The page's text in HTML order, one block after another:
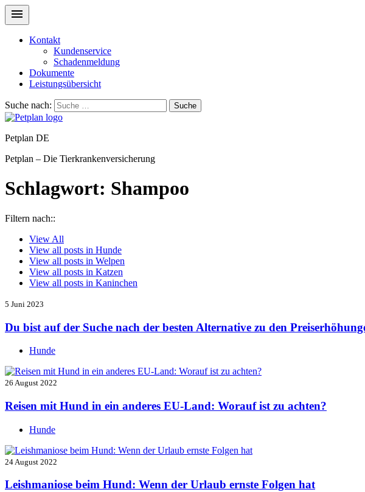
Kontakt
Kundenservice
Schadenmeldung
Dokumente
Leistungsübersicht
Suche nach: Suche
Petplan DE
Petplan – Die Tierkrankenversicherung
Schlagwort: Shampoo
Filtern nach::
View All
View all posts in Hunde
View all posts in Welpen
View all posts in Katzen
View all posts in Kaninchen
5 Juni 2023
Du bist auf der Suche nach der besten Alternative zu den
Hunde
26 August 2022
Reisen mit Hund in ein anderes EU-Land: Worauf ist zu achten?
Hunde
24 August 2022
Leishmaniose beim Hund: Wenn der Urlaub ernste Folgen hat